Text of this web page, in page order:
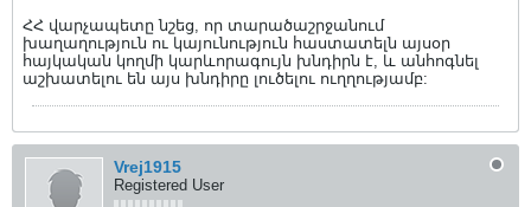
ՀՀ վարչապետը նշեց, որ տարածաշրջանում
խաղաղություն ու կայունություն հաստատելն այսօր
հայկական կողմի կարևորագույն խնդիրն է, և անհոգնել
աշխատելու են այս խնդիրը լուծելու ուղղությամբ:
Vrej1915
Registered User